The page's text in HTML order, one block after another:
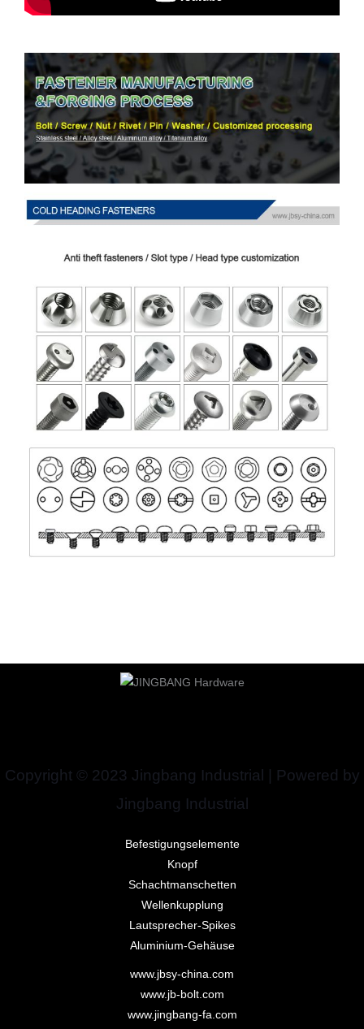
Copyright © 2023 Jingbang Industrial | Powered by
Jingbang Industrial
Befestigungselemente
Knopf
Schachtmanschetten
Wellenkupplung
Lautsprecher-Spikes
Aluminium-Gehäuse
www.jbsy-china.com
www.jb-bolt.com
www.jingbang-fa.com